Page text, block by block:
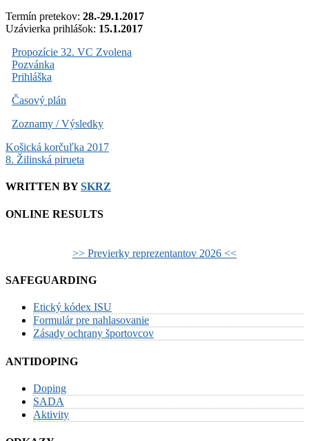
Termín pretekov: 28.-29.1.2017
Uzávierka prihlášok: 15.1.2017
Propozície 32. VC Zvolena
Pozvánka
Prihláška
Časový plán
Zoznamy / Výsledky
Post
navigation
Košická korčuľka 2017
8. Žilinská pirueta
WRITTEN BYSKRZ
ONLINE RESULTS
>> Previerky reprezentantov 2026 <<
SAFEGUARDING
Etický kódex ISU
Formulár pre nahlasovanie
Zásady ochrany športovcov
ANTIDOPING
Doping
SADA
Aktivity